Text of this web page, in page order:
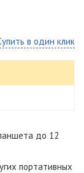
в один клик
до 12
портативных